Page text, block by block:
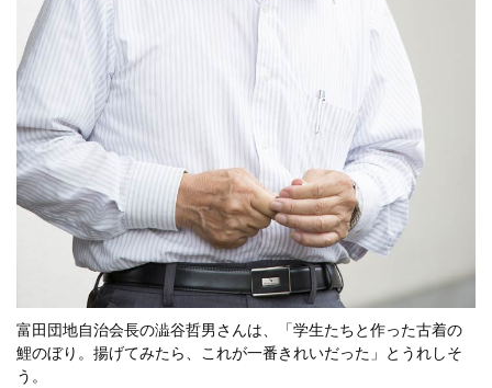
富田団地自治会長の澁谷哲男さんは、「学生たちと作った古着の
鯉のぼり。揚げてみたら、これが一番きれいだった」とうれしそ
う。